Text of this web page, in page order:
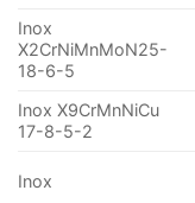
Inox
X2CrNiMnMoN25-
18-6-5
Inox X9CrMnNiCu
17-8-5-2
Inox